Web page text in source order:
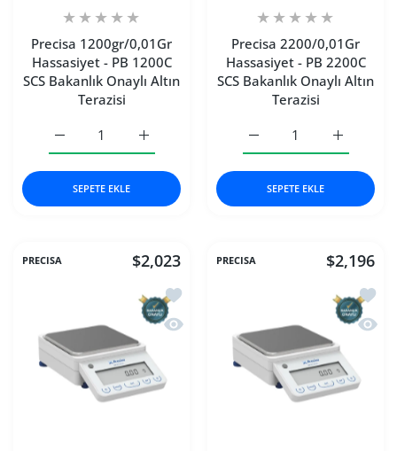
Precisa 1200gr/0,01Gr
Hassasiyet - PB 1200C
SCS Bakanlık Onaylı Altın
Terazisi
Precisa 1200gr/0,01Gr Hassasiyet - PB
Precisa 1200gr/0,01Gr Hassasiyet - PB 1200C SCS
SEPETE EKLE
Precisa 2200/0,01Gr
Hassasiyet - PB 2200C
SCS Bakanlık Onaylı Altın
Terazisi
Precisa
Precisa 2200/0,01Gr
SEPETE EKLE
PRECISA $2,023
İstek listesine ekle Precisa 3200/
Hızlı Görünüm Precisa 3200/0,01Gr
PRECISA $2,196
İstek
Hızlı